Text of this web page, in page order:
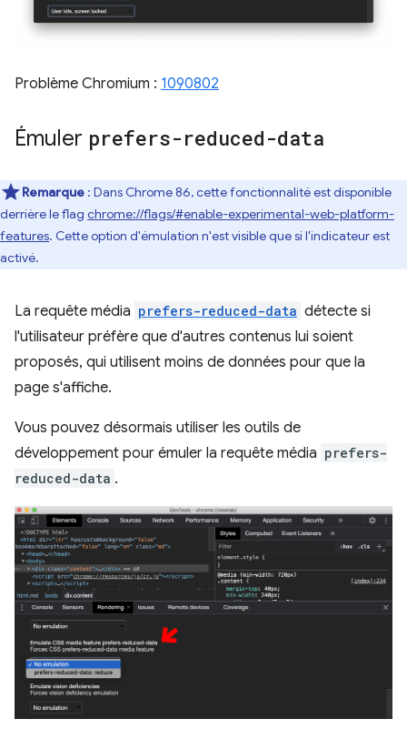
Problème Chromium : 1090802
Émuler prefers-reduced-data
Remarque : Dans Chrome 86, cette fonctionnalité est disponible
derrière le flag chrome://flags/#enable-experimental-web-platform-
features. Cette option d'émulation n'est visible que si l'indicateur est
activé.
La requête média prefers-reduced-data détecte si
l'utilisateur préfère que d'autres contenus lui soient
proposés, qui utilisent moins de données pour que la
page s'affiche.
Vous pouvez désormais utiliser les outils de
développement pour émuler la requête média prefers-
reduced-data .